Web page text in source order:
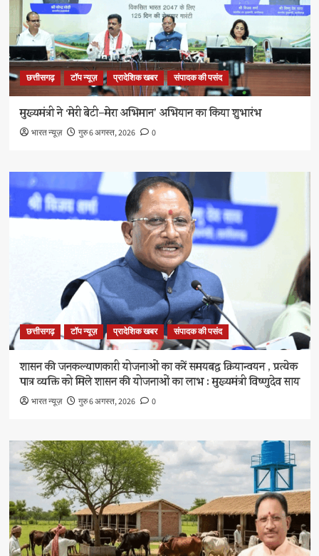
छत्तीसगढ़ टॉप न्यूज़ प्रादेशिक खबर संपादक की पसंद
मुख्यमंत्री ने ‘मेरी बेटी–मेरा अभिमान’ अभियान का किया शुभारंभ
भारत न्यूज़ गुरु 6 अगस्त, 2026 0
छत्तीसगढ़ टॉप न्यूज़ प्रादेशिक खबर संपादक की पसंद
शासन की जनकल्याणकारी योजनाओं का करें समयबद्ध क्रियान्वयन , प्रत्येक
पात्र व्यक्ति को मिले शासन की योजनाओं का लाभ : मुख्यमंत्री विष्णुदेव साय
भारत न्यूज़ गुरु 6 अगस्त, 2026 0